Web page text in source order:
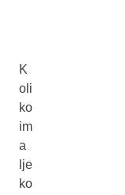
K
oli
ko
im
a
lje
ko